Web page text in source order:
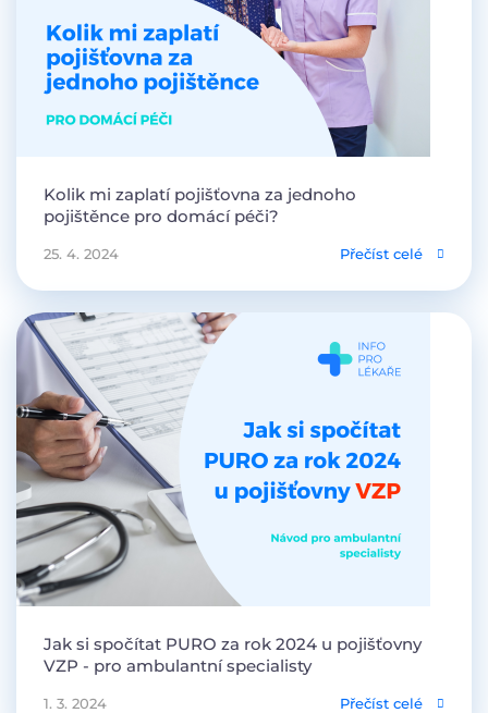
Kolik mi zaplatí pojišťovna za jednoho
pojištěnce pro domácí péči?
25. 4. 2024 Přečíst celé
Jak si spočítat PURO za rok 2024 u pojišťovny
VZP - pro ambulantní specialisty
1. 3. 2024 Přečíst celé